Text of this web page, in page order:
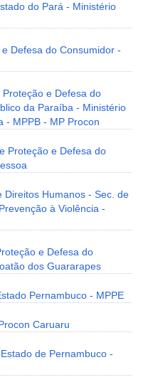
do Pará - Ministério
Defesa do Consumidor -
e Defesa do
da Paraíba - Ministério
- MPPB - MP Procon
Proteção e Defesa do
Direitos Humanos - Sec. de
à Violência -
e Defesa do
dos Guararapes
Pernambuco - MPPE
Caruaru
de Pernambuco -